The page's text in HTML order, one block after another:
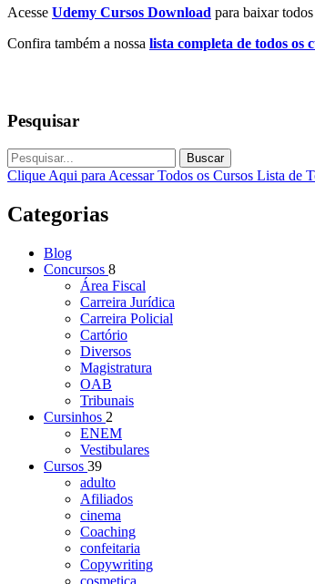
Acesse Udemy Cursos Download para baixar
Confira também a nossa lista completa de todos os
Pesquisar
Buscar
Clique Aqui para Acessar Todos os Cursos Lista de
Categorias
Blog
Concursos 8
Área Fiscal
Carreira Jurídica
Carreira Policial
Cartório
Diversos
Magistratura
OAB
Tribunais
Cursinhos 2
ENEM
Vestibulares
Cursos 39
adulto
Afiliados
cinema
Coaching
confeitaria
Copywriting
cosmetica